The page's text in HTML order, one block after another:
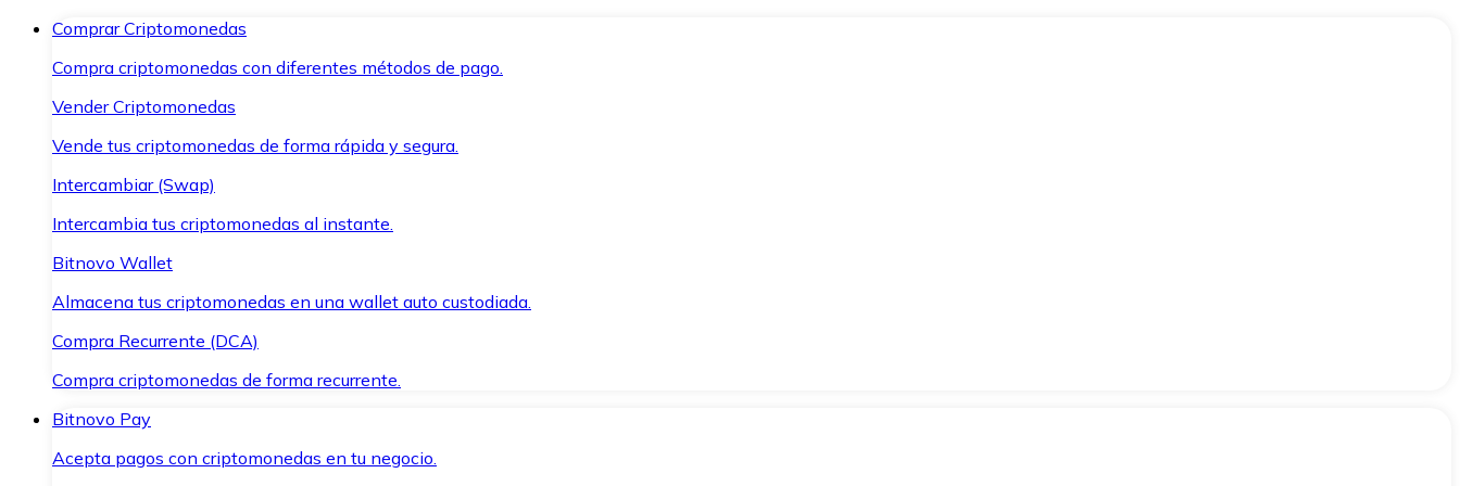
Comprar Criptomonedas
Compra criptomonedas con diferentes métodos de pago.
Vender Criptomonedas
Vende tus criptomonedas de forma rápida y segura.
Intercambiar (Swap)
Intercambia tus criptomonedas al instante.
Bitnovo Wallet
Almacena tus criptomonedas en una wallet auto custodiada.
Compra Recurrente (DCA)
Compra criptomonedas de forma recurrente.
Bitnovo Pay
Acepta pagos con criptomonedas en tu negocio.